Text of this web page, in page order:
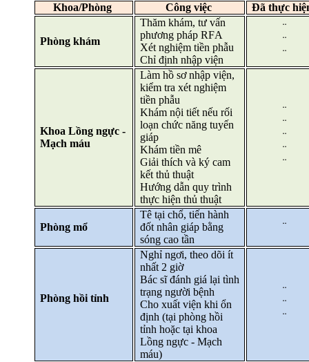
Khoa/Phòng Công việc Đã thực
Phòng khám
Thăm khám, tư vấn
phương pháp RFA
Xét nghiệm tiền phẫu
Chỉ định nhập viện
¨
¨
¨
Khoa Lồng ngực -
Mạch máu
Làm hồ sơ nhập viện,
kiểm tra xét nghiệm
tiền phẫu
Khám nội tiết nếu rối
loạn chức năng tuyến
giáp
Khám tiền mê
Giải thích và ký cam
kết thủ thuật
Hướng dẫn quy trình
thực hiện thủ thuật
¨
¨
¨
¨
¨
Phòng mổ
Tê tại chổ, tiến hành
đốt nhân giáp bằng
sóng cao tần
¨
Phòng hồi tỉnh
Nghỉ ngơi, theo dõi ít
nhất 2 giờ
Bác sĩ đánh giá lại tình
trạng người bệnh
Cho xuất viện khi ổn
định (tại phòng hồi
tỉnh hoặc tại khoa
Lồng ngực - Mạch
máu)
¨
¨
¨